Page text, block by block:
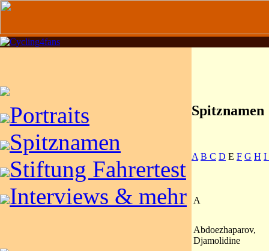
Portraits
Spitznamen
Stiftung Fahrertest
Interviews & mehr
Spitznamen
A B C D E F G H I
A
Abdoezhaparov,
Djamolidine